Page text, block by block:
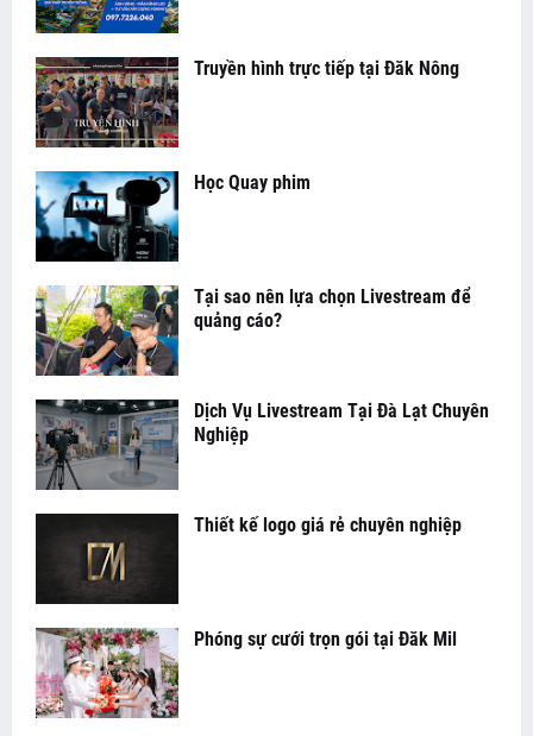
Truyền hình trực tiếp tại Đăk Nông
Học Quay phim
Tại sao nên lựa chọn Livestream để
quảng cáo?
Dịch Vụ Livestream Tại Đà Lạt Chuyên
Nghiệp
Thiết kế logo giá rẻ chuyên nghiệp
Phóng sự cưới trọn gói tại Đăk Mil